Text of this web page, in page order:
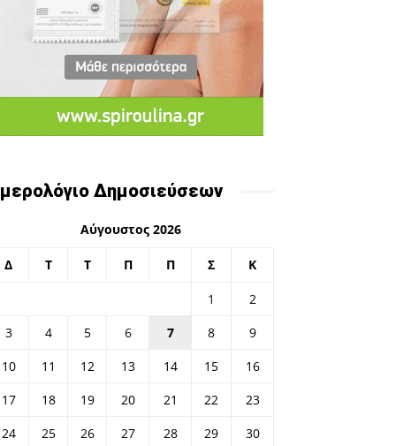
Δημοσιεύσεων
Αύγουστος 2026
Δ Τ Τ Π Π Σ Κ
1
2
3
4 5 6 7 8
9
10
11 12 13 14 15
16
17
18 19 20 21 22
23
24
25 26 27 28 29 30